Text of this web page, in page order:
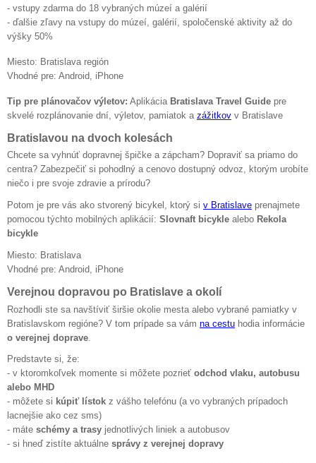
- vstupy zdarma do 18 vybraných múzeí a galérií
- ďalšie zľavy na vstupy do múzeí, galérií, spoločenské aktivity až do
výšky 50%
Miesto: Bratislava región
Vhodné pre: Android, iPhone
Tip pre plánovačov výletov: Aplikácia Bratislava Travel Guide pre
skvelé rozplánovanie dní, výletov, pamiatok a zážitkov v Bratislave
Bratislavou na dvoch kolesách
Chcete sa vyhnúť dopravnej špičke a zápcham? Dopraviť sa priamo do
centra? Zabezpečiť si pohodlný a cenovo dostupný odvoz, ktorým urobíte
niečo i pre svoje zdravie a prírodu?
Potom je pre vás ako stvorený bicykel, ktorý si v Bratislave prenajmete
pomocou týchto mobilných aplikácií: Slovnaft bicykle alebo Rekola
bicykle
Miesto: Bratislava
Vhodné pre: Android, iPhone
Verejnou dopravou po Bratislave a okolí
Rozhodli ste sa navštíviť širšie okolie mesta alebo vybrané pamiatky v
Bratislavskom regióne? V tom prípade sa vám na cestu hodia informácie
o verejnej doprave
Predstavte si, že:
- v ktoromkoľvek momente si môžete pozrieť odchod vlaku, autobusu
alebo MHD
- môžete si kúpiť lístok z vášho telefónu (a vo vybraných prípadoch
lacnejšie ako cez sms)
- máte schémy a trasy jednotlivých liniek a autobusov
- si hneď zistíte aktuálne správy z verejnej dopravy